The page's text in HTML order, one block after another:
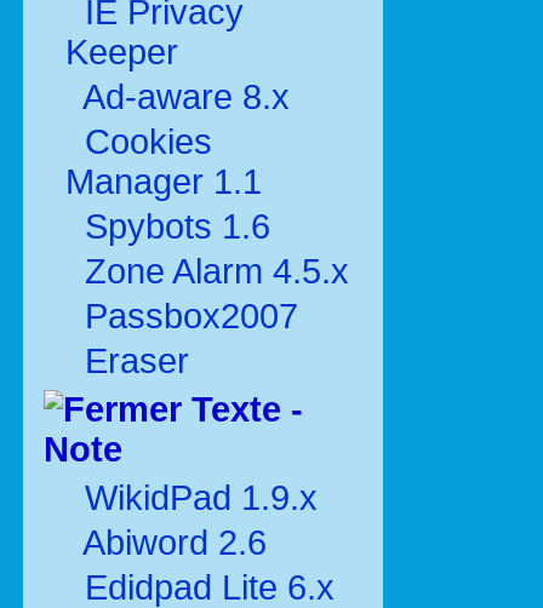
IE Privacy
Keeper
Ad-aware 8.x
Cookies
Manager 1.1
Spybots 1.6
Zone Alarm 4.5.x
Passbox2007
Eraser
Texte -
Note
WikidPad 1.9.x
Abiword 2.6
Edidpad Lite 6.x